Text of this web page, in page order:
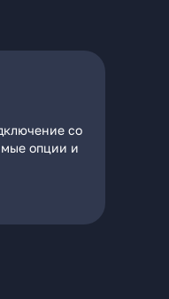
со
опции и